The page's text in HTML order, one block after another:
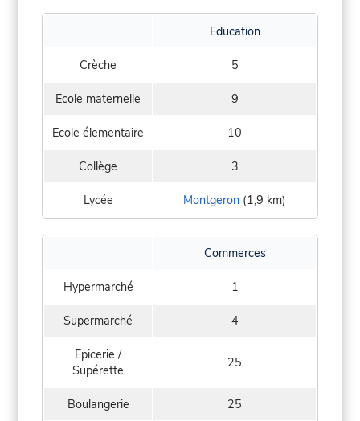
Education
Crèche 5
Ecole maternelle 9
Ecole élementaire 10
Collège 3
Lycée Montgeron (1,9 km)
Commerces
Hypermarché 1
Supermarché 4
Epicerie /
Supérette
25
Boulangerie 25